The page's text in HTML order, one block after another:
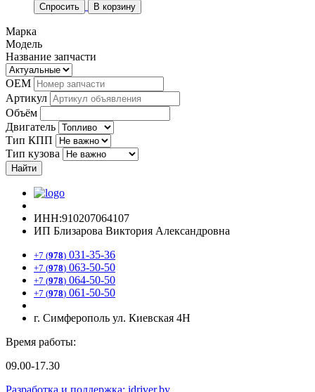
Спросить В корзину
Марка
Модель
Название запчасти
OEM
Артикул
Объём
Двигатель
Тип КПП
Тип кузова
Найти
ИНН:910207064107
ИП Близарова Виктория Александровна
+7 (978) 031-35-36
+7 (978) 063-50-50
+7 (978) 064-50-50
+7 (978) 061-50-50
г. Симферополь ул. Киевская 4Н
Время работы:
09.00-17.30